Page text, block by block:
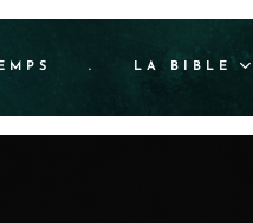
. LA BIBLE